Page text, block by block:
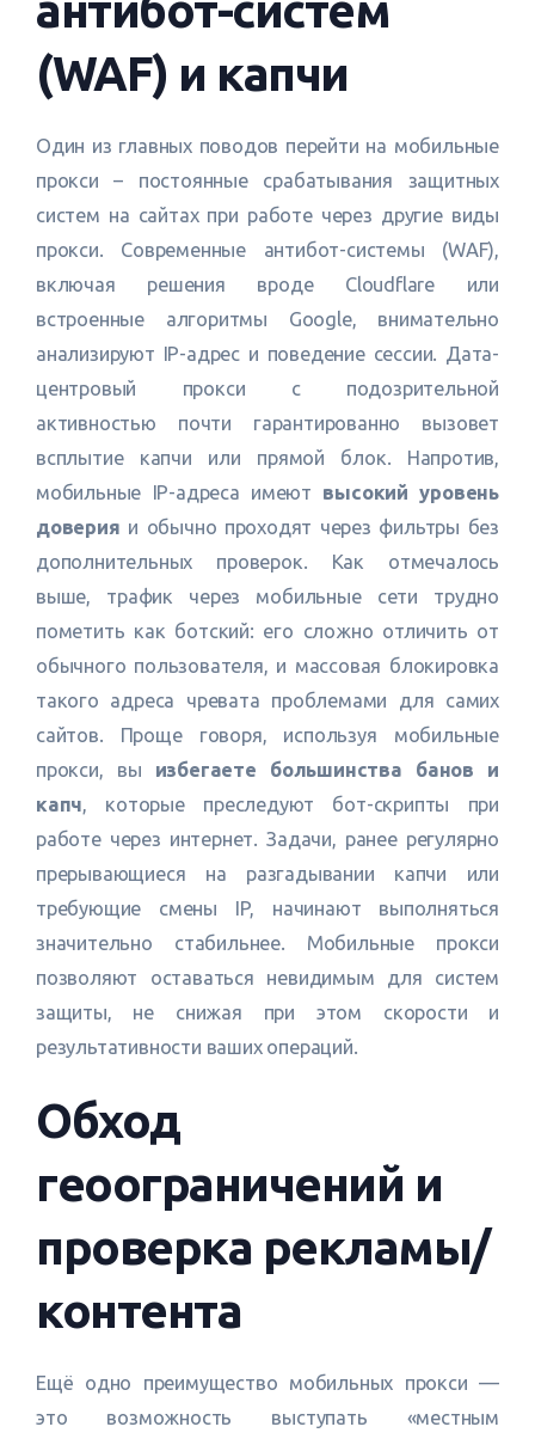
(WAF) и капчи
Один из главных поводов перейти на мобильные
прокси – постоянные срабатывания защитных
систем на сайтах при работе через другие виды
прокси. Современные антибот-системы (WAF),
включая решения вроде Cloudflare или
встроенные алгоритмы Google, внимательно
анализируют IP-адрес и поведение сессии. Дата-
центровый прокси с подозрительной
активностью почти гарантированно вызовет
всплытие капчи или прямой блок. Напротив,
мобильные IP-адреса имеют высокий уровень
доверия и обычно проходят через фильтры без
дополнительных проверок. Как отмечалось
выше, трафик через мобильные сети трудно
пометить как ботский: его сложно отличить от
обычного пользователя, и массовая блокировка
такого адреса чревата проблемами для самих
сайтов. Проще говоря, используя мобильные
прокси, вы избегаете большинства банов и
капч, которые преследуют бот-скрипты при
работе через интернет. Задачи, ранее регулярно
прерывающиеся на разгадывании капчи или
требующие смены IP, начинают выполняться
значительно стабильнее. Мобильные прокси
позволяют оставаться невидимым для систем
защиты, не снижая при этом скорости и
результативности ваших операций.
Обход
геоограничений и
проверка рекламы/
контента
Ещё одно преимущество мобильных прокси —
это возможность выступать «местным